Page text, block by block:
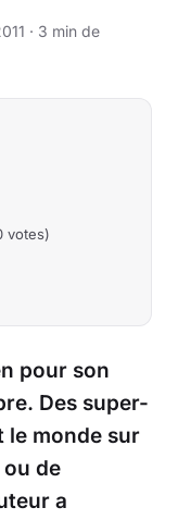
· 3 min de
votes)
pour son
Des super-
le monde sur
de
a